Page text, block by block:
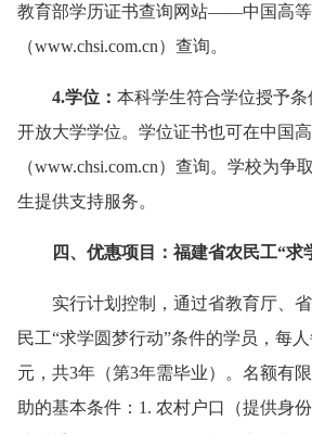
教育部学历证书查询网站——中国高等
（www.chsi.com.cn）查询。
4.学位： 本科学生符合学位授予
开放大学学位。学位证书也可在中国
（www.chsi.com.cn）查询。学校为争
生提供支持服务。
四、优惠项目：福建省农民工“求
实行计划控制，通过省教育厅、
民工“求学圆梦行动”条件的学员，每
元，共3年（第3年需毕业）。名额有
助的基本条件：1. 农村户口（提供身